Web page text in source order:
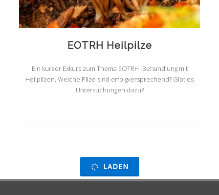
EOTRH Heilpilze
Ein kurzer Exkurs zum Thema EOTRH -Behandlung mit
Heilpilzen. Welche Pilze sind erfolgversprechend? Gibt es
Untersuchungen dazu?
LADEN